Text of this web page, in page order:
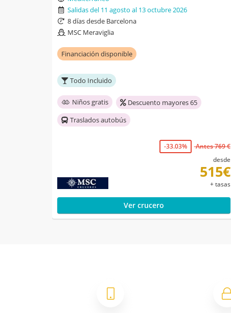
Salidas del 11 agosto al 13 octubre 2026
8 días desde Barcelona
MSC Meraviglia
Financiación disponible
Todo Incluido
Niños gratis
Descuento mayores 65
Traslados autobús
-33.03%
Antes 769 €
desde
515€
+ tasas
Ver crucero